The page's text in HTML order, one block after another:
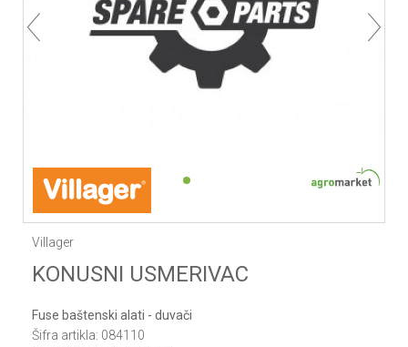
1
Villager
KONUSNI USMERIVAC
Fuse baštenski alati - duvači
Šifra artikla: 084110